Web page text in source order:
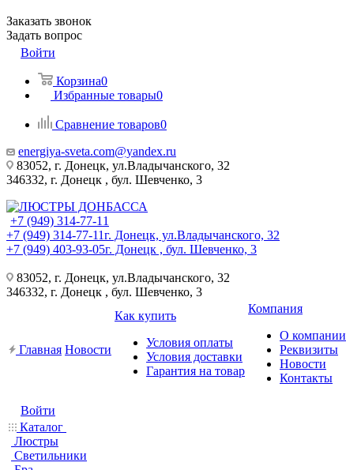
Заказать звонок
Задать вопрос
Войти
Корзина0
Избранные товары0
Сравнение товаров0
energiya-sveta.com@yandex.ru
83052, г. Донецк, ул.Владычанского, 32
346332, г. Донецк , бул. Шевченко, 3
+7 (949) 314-77-11
+7 (949) 314-77-11г. Донецк, ул.Владычанского, 32
+7 (949) 403-93-05г. Донецк , бул. Шевченко, 3
83052, г. Донецк, ул.Владычанского, 32
346332, г. Донецк , бул. Шевченко, 3
Главная Новости
Как купить
Условия оплаты
Условия доставки
Гарантия на товар
Компания
О компании
Реквизиты
Новости
Контакты
Войти
Каталог
Люстры
Светильники